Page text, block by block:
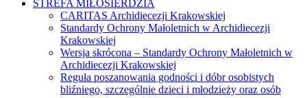
STREFA MIŁOSIERDZIA
CARITAS Archidiecezji Krakowskiej
Standardy Ochrony Małoletnich w Archidiecezji
Krakowskiej
Wersja skrócona – Standardy Ochrony Małoletnich w
Archidiecezji Krakowskiej
Reguła poszanowania godności i dóbr osobistych
bliźniego, szczególnie dzieci i młodzieży oraz osób